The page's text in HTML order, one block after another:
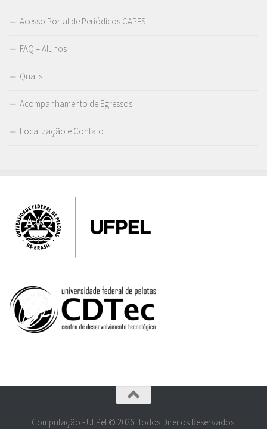
Acesso Portal de Periódicos CAPES
FAQ – Alunos
Qualis
Acompanhamento de Egressos
Localização e Contato
Computação - UFPel © 2026. Todos Direitos Reservados.